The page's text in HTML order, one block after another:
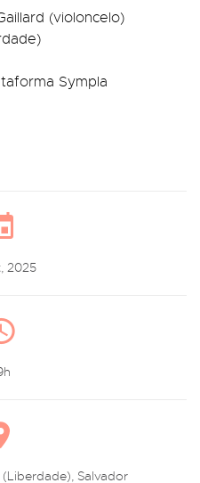
(violoncelo)
Sympla
2025
Salvador